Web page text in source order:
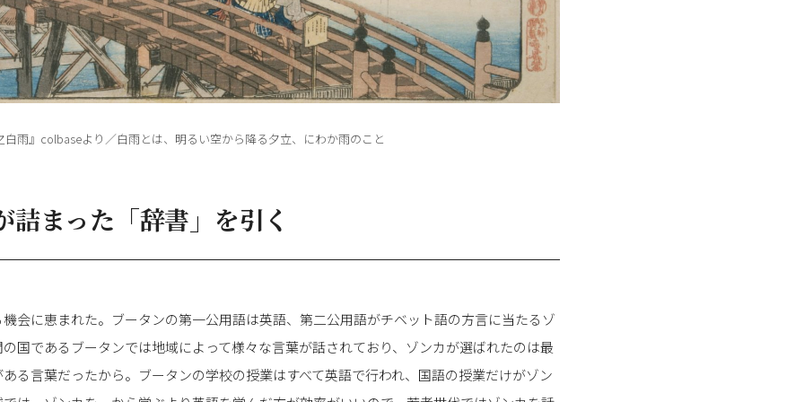
雨』colbaseより／白雨とは、明るい空から降る夕立、にわか雨のこと
詰まった「辞書」を引く
会に恵まれた。ブータンの第一公用語は英語、第二公用語がチベット語の方言に当たるゾ
国であるブータンでは地域によって様々な言葉が話されており、ゾンカが選ばれたのは最
る言葉だったから。ブータンの学校の授業はすべて英語で行われ、国語の授業だけがゾン